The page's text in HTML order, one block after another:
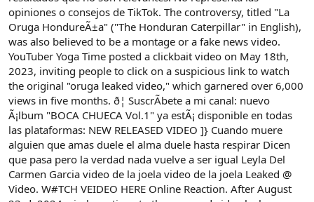
opiniones o consejos de TikTok. The controversy, titled "La
Oruga HondureÃ±a" ("The Honduran Caterpillar" in English),
was also believed to be a montage or a fake news video.
YouTuber Yoga Time posted a clickbait video on May 18th,
2023, inviting people to click on a suspicious link to watch
the original "oruga leaked video," which garnered over 6,000
views in five months. ð¦ SuscrÃbete a mi canal: nuevo
Ã¡lbum "BOCA CHUECA Vol.1" ya estÃ¡ disponible en todas
las plataformas: NEW RELEASED VIDEO ]} Cuando muere
alguien que amas duele el alma duele hasta respirar Dicen
que pasa pero la verdad nada vuelve a ser igual Leyla Del
Carmen Garcia video de la joela video de la joela Leaked @
Video. W#TCH VEIDEO HERE Online Reaction. After August